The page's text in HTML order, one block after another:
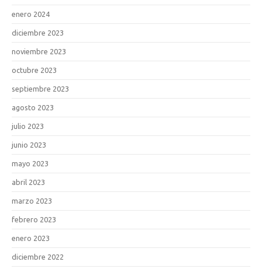
enero 2024
diciembre 2023
noviembre 2023
octubre 2023
septiembre 2023
agosto 2023
julio 2023
junio 2023
mayo 2023
abril 2023
marzo 2023
febrero 2023
enero 2023
diciembre 2022